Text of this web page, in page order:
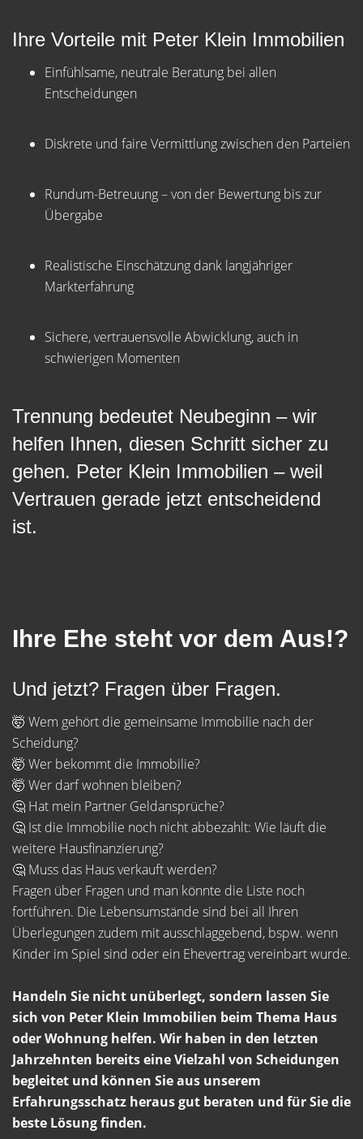
Ihre Vorteile mit Peter Klein Immobilien
Einfühlsame, neutrale Beratung bei allen
Entscheidungen
Diskrete und faire Vermittlung zwischen den Parteien
Rundum-Betreuung – von der Bewertung bis zur
Übergabe
Realistische Einschätzung dank langjähriger
Markterfahrung
Sichere, vertrauensvolle Abwicklung, auch in
schwierigen Momenten
Trennung bedeutet Neubeginn – wir
helfen Ihnen, diesen Schritt sicher zu
gehen. Peter Klein Immobilien – weil
Vertrauen gerade jetzt entscheidend
ist.
Ihre Ehe steht vor dem Aus!?
Und jetzt? Fragen über Fragen.
🤯 Wem gehört die gemeinsame Immobilie nach der
Scheidung?
🤯 Wer bekommt die Immobilie?
🤯 Wer darf wohnen bleiben?
🤔 Hat mein Partner Geldansprüche?
🤔 Ist die Immobilie noch nicht abbezahlt: Wie läuft die
weitere Hausfinanzierung?
🤔 Muss das Haus verkauft werden?
Fragen über Fragen und man könnte die Liste noch
fortführen. Die Lebensumstände sind bei all Ihren
Überlegungen zudem mit ausschlaggebend, bspw. wenn
Kinder im Spiel sind oder ein Ehevertrag vereinbart wurde.
Handeln Sie nicht unüberlegt, sondern lassen Sie
sich von Peter Klein Immobilien beim Thema Haus
oder Wohnung helfen. Wir haben in den letzten
Jahrzehnten bereits eine Vielzahl von Scheidungen
begleitet und können Sie aus unserem
Erfahrungsschatz heraus gut beraten und für Sie die
beste Lösung finden.